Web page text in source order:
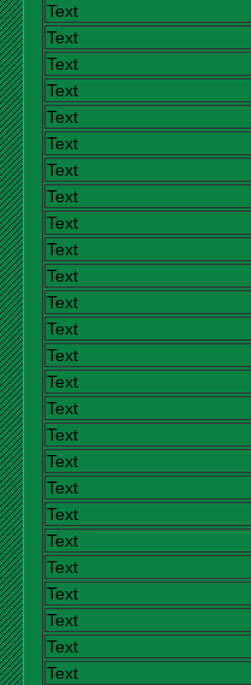
Text
Text
Text
Text
Text
Text
Text
Text
Text
Text
Text
Text
Text
Text
Text
Text
Text
Text
Text
Text
Text
Text
Text
Text
Text
Text